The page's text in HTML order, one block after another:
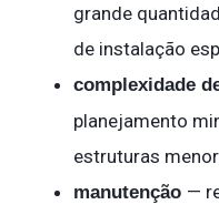
grande
de instalação
complexidade
planejamento
estruturas
manutenção —